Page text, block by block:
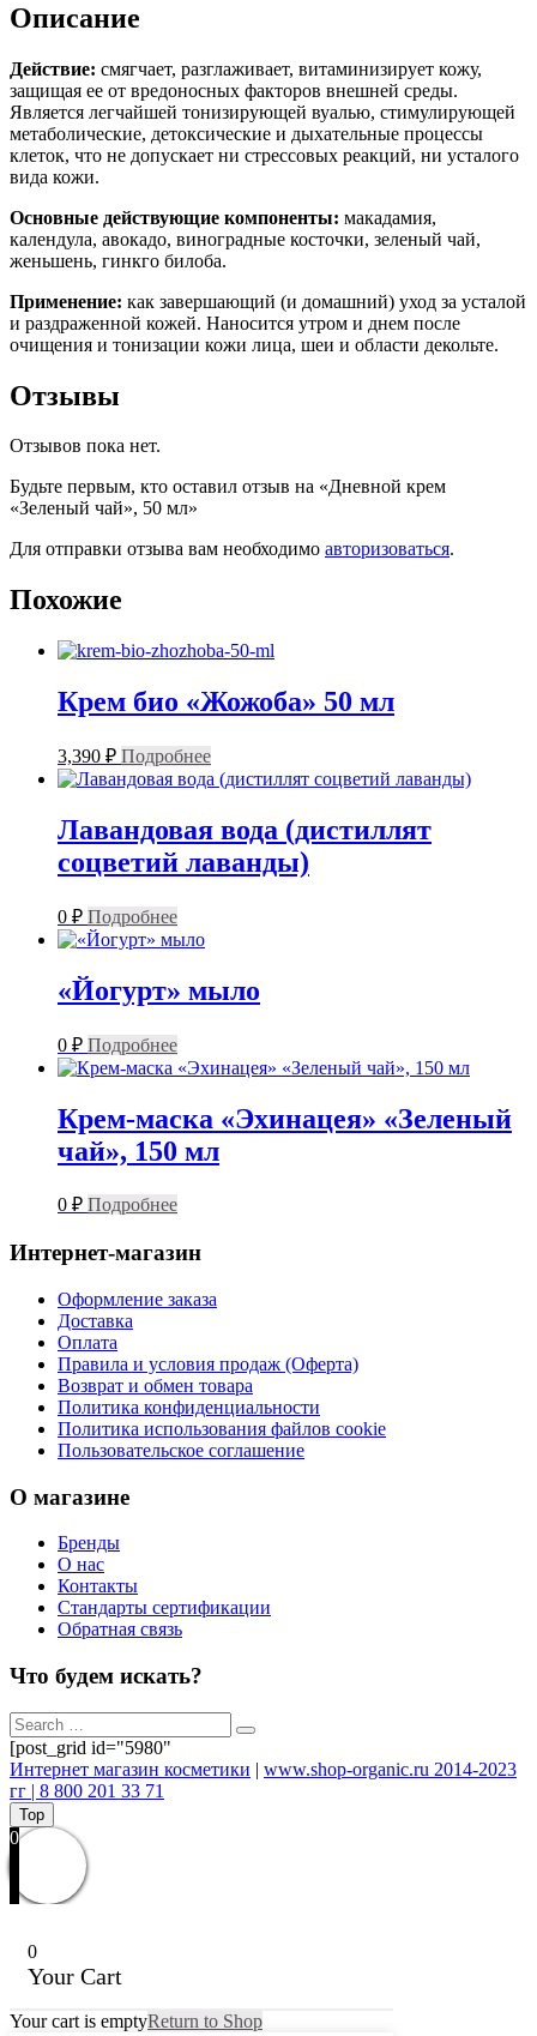
Описание
Действие: смягчает, разглаживает, витаминизирует кожу,
защищая ее от вредоносных факторов внешней среды.
Является легчайшей тонизирующей вуалью, стимулирующей
метаболические, детоксические и дыхательные процессы
клеток, что не допускает ни стрессовых реакций, ни усталого
вида кожи.
Основные действующие компоненты: макадамия,
календула, авокадо, виноградные косточки, зеленый чай,
женьшень, гинкго билоба.
Применение: как завершающий (и домашний) уход за усталой
и раздраженной кожей. Наносится утром и днем после
очищения и тонизации кожи лица, шеи и области декольте.
Отзывы
Отзывов пока нет.
Будьте первым, кто оставил отзыв на «Дневной крем
«Зеленый чай», 50 мл»
Для отправки отзыва вам необходимо авторизоваться.
Похожие
Крем био «Жожоба» 50 мл
3,390 ₽ Подробнее
Лавандовая вода (дистиллят
соцветий лаванды)
0 ₽ Подробнее
«Йогурт» мыло
0 ₽ Подробнее
Крем-маска «Эхинацея» «Зеленый
чай», 150 мл
0 ₽ Подробнее
Интернет-магазин
Оформление заказа
Доставка
Оплата
Правила и условия продаж (Оферта)
Возврат и обмен товара
Политика конфиденциальности
Политика использования файлов cookie
Пользовательское соглашение
О магазине
Бренды
О нас
Контакты
Стандарты сертификации
Обратная связь
Что будем искать?
[post_grid id="5980"
Интернет магазин косметики | www.shop-organic.ru 2014-2023
гг | 8 800 201 33 71
Top
0
0
Your Cart
Your cart is emptyReturn to Shop